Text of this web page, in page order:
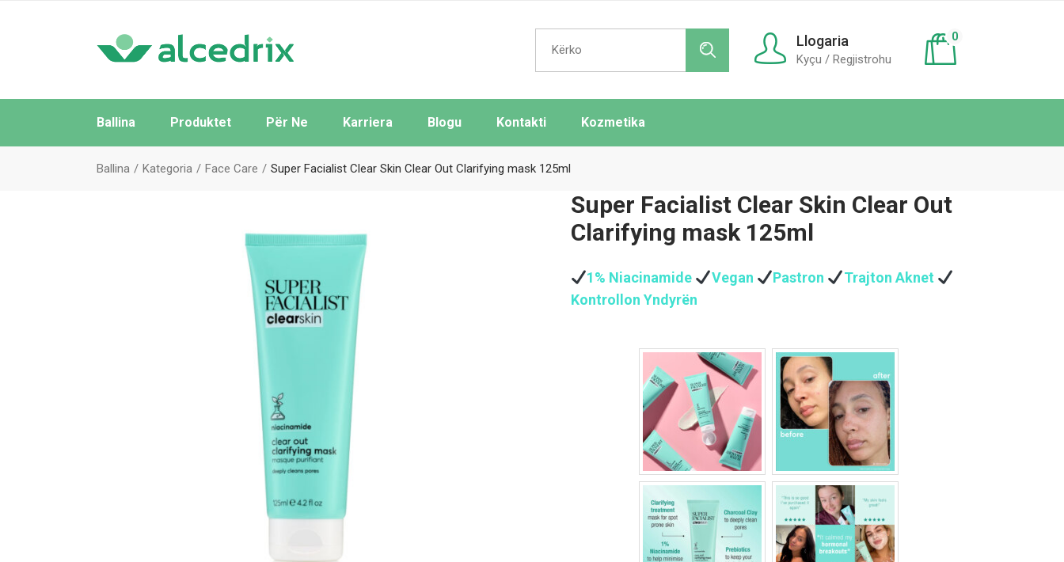
Search
for:
Llogaria
Kyçu / Regjistrohu
0
Ballina Produktet
Të Gjitha
Për Ne Karriera Blogu Kontakti Kozmetika
Ballina Kategoria Face Care Super Facialist Clear Skin Clear Out Clarifying mask 125ml
Super Facialist Clear Skin Clear Out
Clarifying mask 125ml
1% Niacinamide Vegan Pastron
Trajton Aknet
Kontrollon Yndyrën